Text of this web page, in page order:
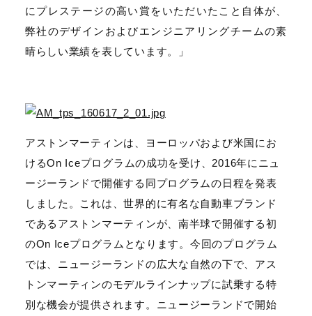
にプレステージの高い賞をいただいたこと自体が、
弊社のデザインおよびエンジニアリングチームの素
晴らしい業績を表しています。」
アストンマーティンは、ヨーロッパおよび米国にお
けるOn Iceプログラムの成功を受け、2016年にニュ
ージーランドで開催する同プログラムの日程を発表
しました。これは、世界的に有名な自動車ブランド
であるアストンマーティンが、南半球で開催する初
のOn Iceプログラムとなります。今回のプログラム
では、ニュージーランドの広大な自然の下で、アス
トンマーティンのモデルラインナップに試乗する特
別な機会が提供されます。ニュージーランドで開始